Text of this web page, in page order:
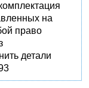
на
право
детали